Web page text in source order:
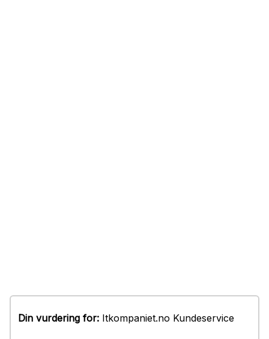
Din vurdering for: Itkompaniet.no Kundeservice